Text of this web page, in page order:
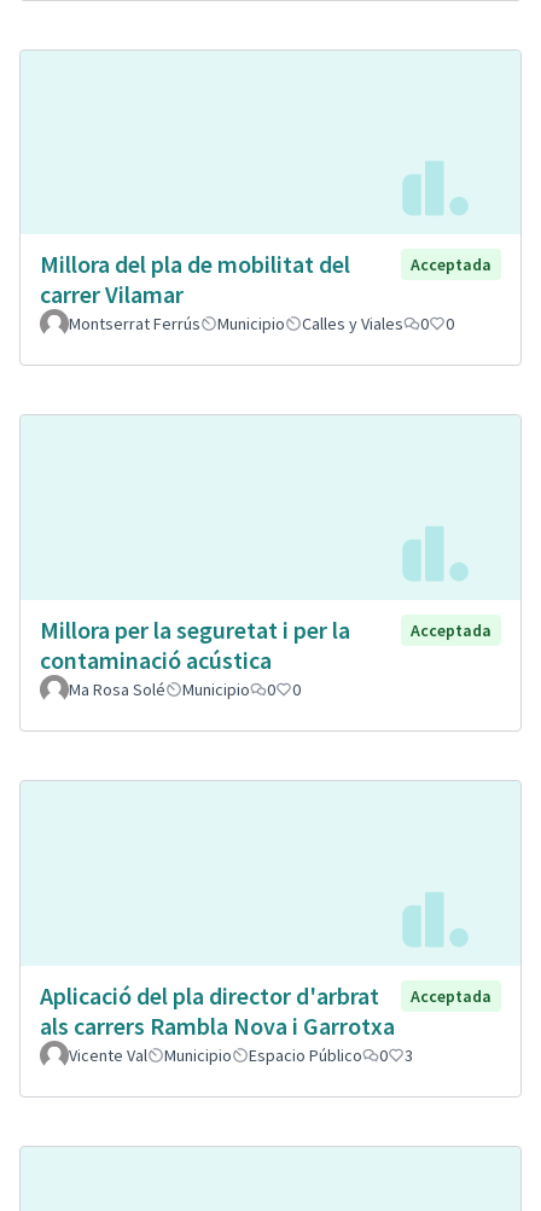
Millora del pla de mobilitat del
carrer Vilamar
Acceptada
Montserrat Ferrús Municipio Calles y Viales 0 0
Millora per la seguretat i per la
contaminació acústica
Acceptada
Ma Rosa Solé Municipio 0 0
Aplicació del pla director d'arbrat
als carrers Rambla Nova i Garrotxa
Acceptada
Vicente Val Municipio Espacio Público 0 3